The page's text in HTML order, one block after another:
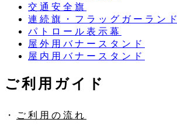
交通安全旗
連続旗・フラッグガーランド
パトロール表示幕
屋外用バナースタンド
屋内用バナースタンド
ご利用ガイド
・ ご利用の流れ